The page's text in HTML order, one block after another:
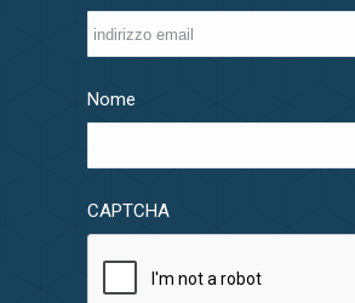
Nome
CAPTCHA